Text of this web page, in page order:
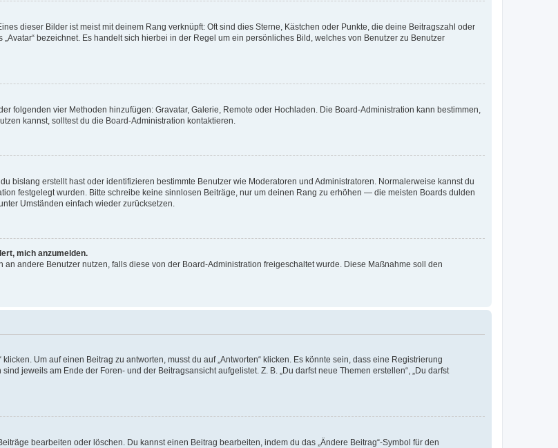
dieser Bilder ist meist mit deinem Rang verknüpft: Oft sind dies Sterne, Kästchen oder Punkte, die deine Beitragszahl oder
bezeichnet. Es handelt sich hierbei in der Regel um ein persönliches Bild, welches von Benutzer zu Benutzer
folgenden vier Methoden hinzufügen: Gravatar, Galerie, Remote oder Hochladen. Die Board-Administration kann bestimmen,
kannst, solltest du die Board-Administration kontaktieren.
bislang erstellt hast oder identifizieren bestimmte Benutzer wie Moderatoren und Administratoren. Normalerweise kannst du
festgelegt wurden. Bitte schreibe keine sinnlosen Beiträge, nur um deinen Rang zu erhöhen — die meisten Boards dulden
Umständen einfach wieder zurücksetzen.
mich anzumelden.
andere Benutzer nutzen, falls diese von der Board-Administration freigeschaltet wurde. Diese Maßnahme soll den
Um auf einen Beitrag zu antworten, musst du auf „Antworten“ klicken. Es könnte sein, dass eine Registrierung
jeweils am Ende der Foren- und der Beitragsansicht aufgelistet. Z. B. „Du darfst neue Themen erstellen“, „Du darfst
bearbeiten oder löschen. Du kannst einen Beitrag bearbeiten, indem du das „Ändere Beitrag“-Symbol für den